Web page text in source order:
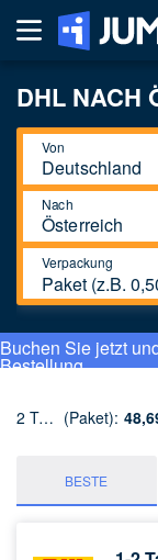
DHL NACH
Von
Nach
Verpackung
Paket (z.B.
Buchen Sie jetzt
Bestellung.
2 Tarife (Paket):
BESTE